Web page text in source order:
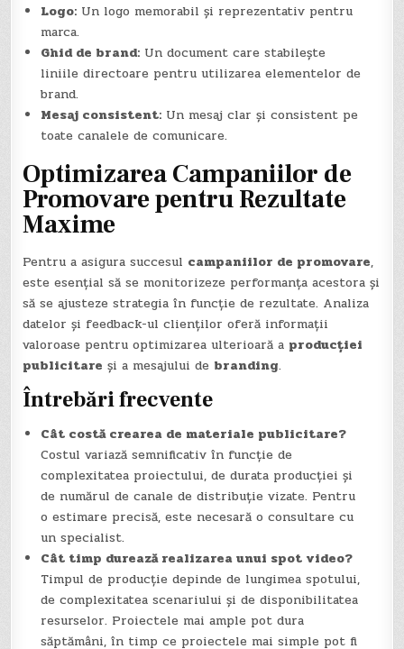
Logo: Un logo memorabil și reprezentativ pentru
marca.
Ghid de brand: Un document care stabilește
liniile directoare pentru utilizarea elementelor de
brand.
Mesaj consistent: Un mesaj clar și consistent pe
toate canalele de comunicare.
Optimizarea Campaniilor de
Promovare pentru Rezultate
Maxime
Pentru a asigura succesul campaniilor de promovare,
este esențial să se monitorizeze performanța acestora și
să se ajusteze strategia în funcție de rezultate. Analiza
datelor și feedback-ul clienților oferă informații
valoroase pentru optimizarea ulterioară a producției
publicitare și a mesajului de branding.
Întrebări frecvente
Cât costă crearea de materiale publicitare?
Costul variază semnificativ în funcție de
complexitatea proiectului, de durata producției și
de numărul de canale de distribuție vizate. Pentru
o estimare precisă, este necesară o consultare cu
un specialist.
Cât timp durează realizarea unui spot video?
Timpul de producție depinde de lungimea spotului,
de complexitatea scenariului și de disponibilitatea
resurselor. Proiectele mai ample pot dura
săptămâni, în timp ce proiectele mai simple pot fi